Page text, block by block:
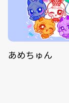
あめちゅん